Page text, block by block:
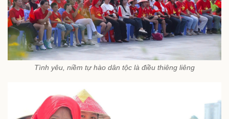
Tình yêu, niềm tự hào dân tộc là điều thiêng liêng